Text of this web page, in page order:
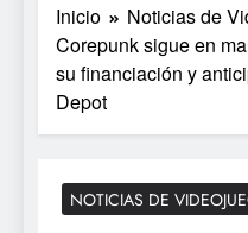
Inicio
Noticias de
Corepunk sigue en
su financiación y
Depot
NOTICIAS DE